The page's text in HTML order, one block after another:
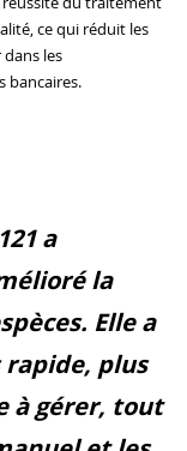
ce qui réduit les
les
bancaires.
a
la
Elle a
rapide, plus
à gérer, tout